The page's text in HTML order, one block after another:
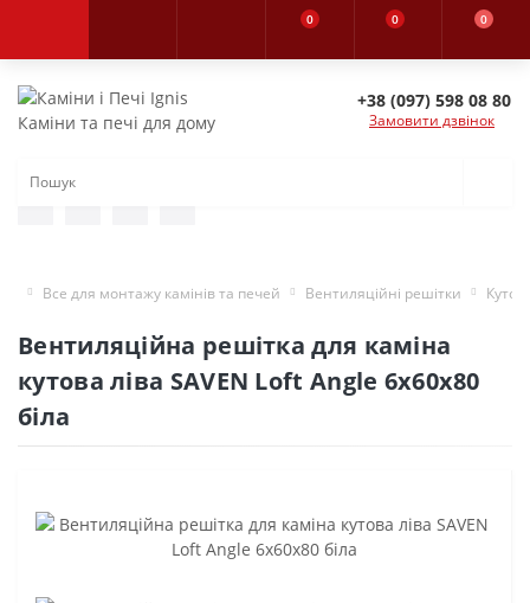
0 0 0
Каміни та печі для дому
+38 (097) 598 08 80
Замовити дзвінок
Все для монтажу камінів та печей Вентиляційні решітки
Вентиляційна решітка для каміна
кутова ліва SAVEN Loft Angle 6х60х80
біла